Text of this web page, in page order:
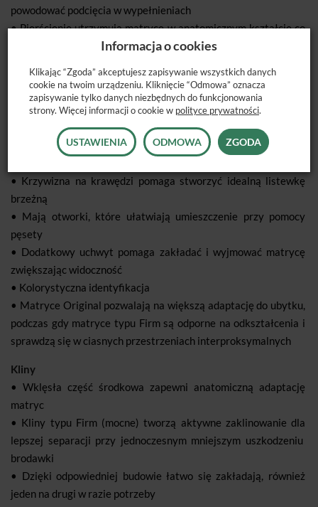
powodować podcięcia w wypełnieniach
• Pierścienie utrzymują matryce w anatomicznym kształcie co
znacząco skraca wykończenie odbudowy
MOD
• Zapewniają idealną separację podczas leczenia całego
kwadrantu
• Krzywizna na krawędzi pomaga stworzyć idealną listewkę
brzeżną
• Mają otworki, które ułatwiają umieszczenie przy pomocy
pęsety
• Dodatkowy uchwyt pomaga zakładać i wyjmować matrycę
zwiększając widoczność
• Kolorystyczna identyfikacja
• Matryce Original pozwalają na większą adaptację do ubytku,
podczas gdy matryce typu Firm są odporne na odkształcenia i
sprawdzą się w ciasnych przestrzeniach interproksymalnych
Kliny
• Wklęsła część środkowa zapewni anatomiczną adaptację
matryc
• Kliny typu Firm (mocne) tworzą aktywne zaklinowanie dla
lepszej separacji przy jednoczesnym mniejszym uszkodzeniu
brodawki
• Dzięki odpowiedniej budowie łatwo się zakładają, również
jeden na drugi w razie potrzeby
Informacja o cookies
Klikając “Zgoda” akceptujesz zapisywanie wszystkich danych
cookie na twoim urządzeniu. Kliknięcie “Odmowa” oznacza
zapisywanie tylko danych niezbędnych do funkcjonowania
strony. Więcej informacji o cookie w polityce prywatności.
USTAWIENIA ODMOWA ZGODA